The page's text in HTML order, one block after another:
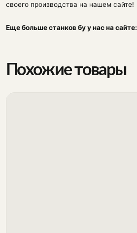
своего производства на нашем сайте!
Еще больше станков бу у нас на сайте:
Похожие товары